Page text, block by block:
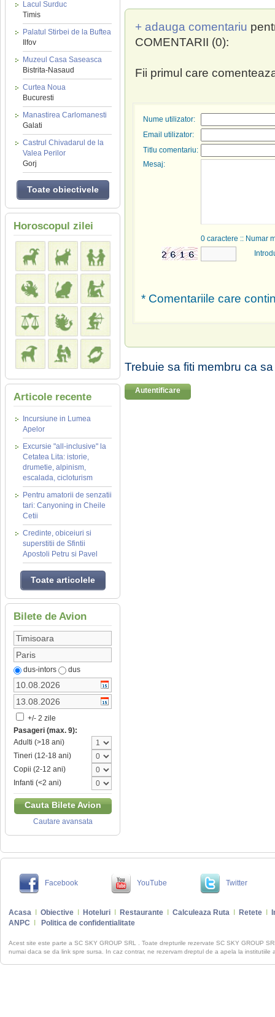
Lacul Surduc
Timis
Palatul Stirbei de la Buftea
Ilfov
Muzeul Casa Saseasca
Bistrita-Nasaud
Curtea Noua
Bucuresti
Manastirea Carlomanesti
Galati
Castrul Chivadarul de la
Valea Perilor
Gorj
Toate obiectivele
Horoscopul zilei
Articole recente
Incursiune in Lumea
Apelor
Excursie "all-inclusive" la
Cetatea Lita: istorie,
drumetie, alpinism,
escalada, cicloturism
Pentru amatorii de senzatii
tari: Canyoning in Cheile
Cetii
Credinte, obiceiuri si
superstitii de Sfintii
Apostoli Petru si Pavel
Toate articolele
Bilete de Avion
dus-intors dus
+/- 2 zile
Pasageri (max. 9):
Adulti (>18 ani)
Tineri (12-18 ani)
Copii (2-12 ani)
Infanti (<2 ani)
Cauta Bilete Avion
Cautare avansata
+ adauga comentariu
COMENTARII (0):
Fii primul care
Nume utilizator:
Email utilizator:
Titlu comentariu:
Mesaj:
0 caractere :: Numar
* Comentariile care
Trebuie sa fiti membru ca
Autentificare
Facebook YouTube Twitter
Acasa Obiective Hoteluri Restaurante Calculeaza Ruta Retete
ANPC
Politica de confidentialitate
Acest site este parte a SC SKY GROUP SRL . Toate drepturile rezervate SC SKY GROUP
numai daca se da link spre sursa. In caz contrar, ne rezervam dreptul de a apela la institutiile